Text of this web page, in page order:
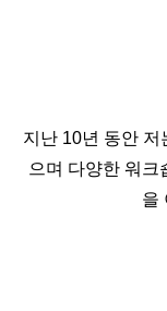
지난 10년 동안
으며 다양한 워크
을